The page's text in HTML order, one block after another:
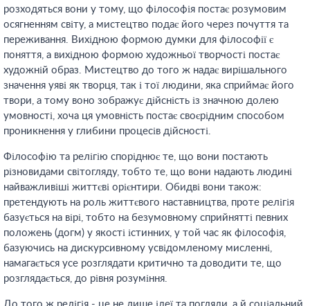
розходяться вони у тому, що філософія постає розумовим
осягненням світу, а мистецтво подає його через почуття та
переживання. Вихідною формою думки для філософії є
поняття, а вихідною формою художньої творчості постає
художній образ. Мистецтво до того ж надає вирішального
значення уяві як творця, так і тої людини, яка сприймає його
твори, а тому воно зображує дійсність із значною долею
умовності, хоча ця умовність постає своєрідним способом
проникнення у глибини процесів дійсності.
Філософію та релігію споріднює те, що вони постають
різновидами світогляду, тобто те, що вони надають людині
найважливіші життєві орієнтири. Обидві вони також:
претендують на роль життєвого наставництва, проте релігія
базується на вірі, тобто на безумовному сприйнятті певних
положень (догм) у якості істинних, у той час як філософія,
базуючись на дискурсивному усвідомленому мисленні,
намагається усе розглядати критично та доводити те, що
розглядається, до рівня розуміння.